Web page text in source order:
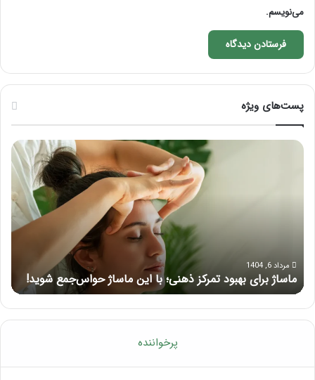
می‌نویسم.
پست‌های ویژه
ماساژ
حواس‌جمع
شوید!
مرداد 6, 1404
ماساژ برای بهبود تمرکز ذهنی؛ با این ماساژ حواس‌جمع شوید!
از
پرخواننده